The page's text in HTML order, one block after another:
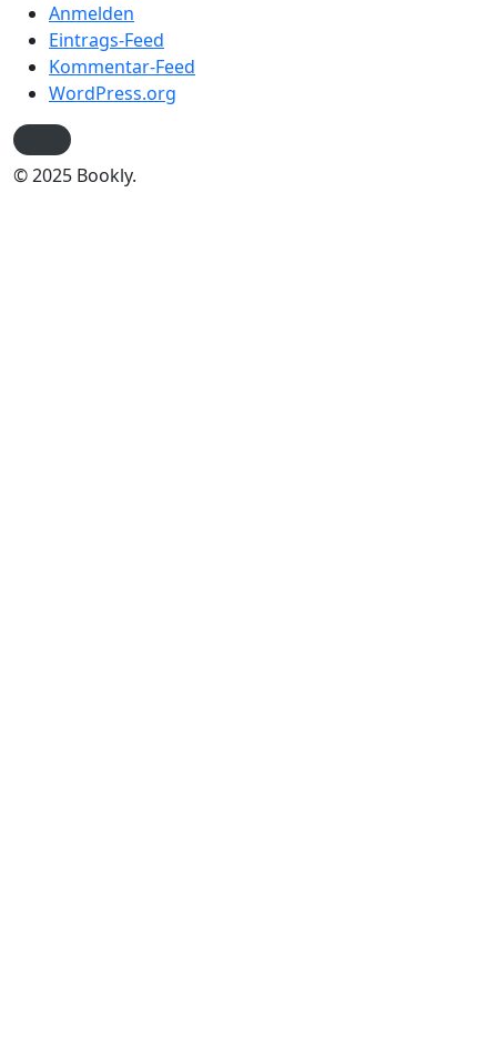
Anmelden
Eintrags-Feed
Kommentar-Feed
WordPress.org
© 2025 Bookly.